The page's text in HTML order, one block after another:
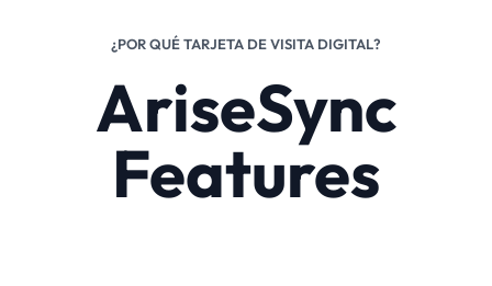
¿POR QUÉ TARJETA DE VISITA DIGITAL?
AriseSync
Features